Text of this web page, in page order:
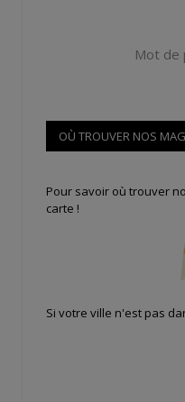
Mot de
OÙ TROUVER NOS
Pour savoir où trouver
carte !
Si votre ville n'est pas